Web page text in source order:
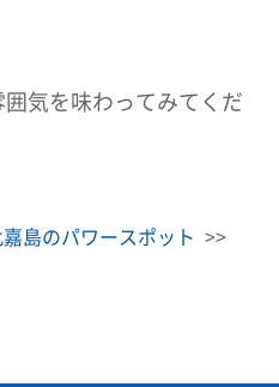
気を味わってみてくだ
島のパワースポット >>